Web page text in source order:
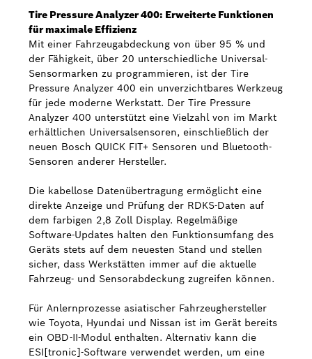
Tire Pressure Analyzer 400: Erweiterte Funktionen
für maximale Effizienz
Mit einer Fahrzeugabdeckung von über 95 % und
der Fähigkeit, über 20 unterschiedliche Universal-
Sensormarken zu programmieren, ist der Tire
Pressure Analyzer 400 ein unverzichtbares Werkzeug
für jede moderne Werkstatt. Der Tire Pressure
Analyzer 400 unterstützt eine Vielzahl von im Markt
erhältlichen Universalsensoren, einschließlich der
neuen Bosch QUICK FIT+ Sensoren und Bluetooth-
Sensoren anderer Hersteller.
Die kabellose Datenübertragung ermöglicht eine
direkte Anzeige und Prüfung der RDKS-Daten auf
dem farbigen 2,8 Zoll Display. Regelmäßige
Software-Updates halten den Funktionsumfang des
Geräts stets auf dem neuesten Stand und stellen
sicher, dass Werkstätten immer auf die aktuelle
Fahrzeug- und Sensorabdeckung zugreifen können.
Für Anlernprozesse asiatischer Fahrzeughersteller
wie Toyota, Hyundai und Nissan ist im Gerät bereits
ein OBD-II-Modul enthalten. Alternativ kann die
ESI[tronic]-Software verwendet werden, um eine